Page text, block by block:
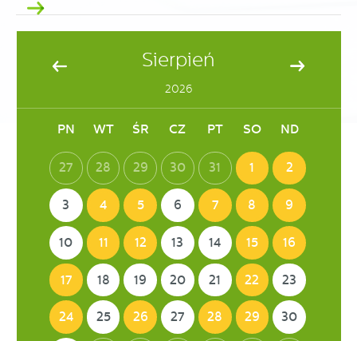
Sierpień
2026
PN WT ŚR CZ PT SO ND
27 28 29 30 31 1 2
3 4 5 6 7 8 9
10 11 12 13 14 15 16
17 18 19 20 21 22 23
24 25 26 27 28 29 30